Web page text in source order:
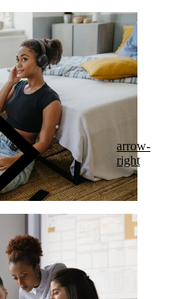
arrow-
right